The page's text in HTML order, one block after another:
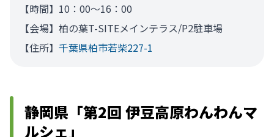
【時間】10：00～16：00
【会場】柏の葉T-SITEメインテラス/P2駐車場
【住所】 千葉県柏市若柴227-1
静岡県「第2回 伊豆高原わんわんマ
ルシェ」